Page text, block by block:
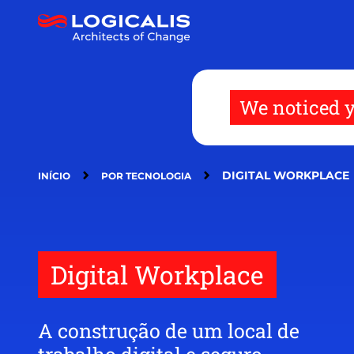
We noticed
INÍCIO POR TECNOLOGIA DIGITAL WORKPLACE
Digital Workplace
A construção de um local de